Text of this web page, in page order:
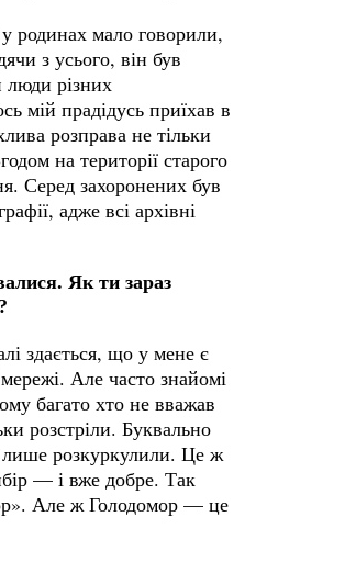
родинах мало говорили,
з усього, він був
люди різних
мій прадідусь приїхав в
розправа не тільки
на території старого
Серед захоронених був
адже всі архівні
Як ти зараз
здається, що у мене є
Але часто знайомі
багато хто не вважав
розстріли. Буквально
лише розкуркулили. Це ж
— і вже добре. Так
Але ж Голодомор — це